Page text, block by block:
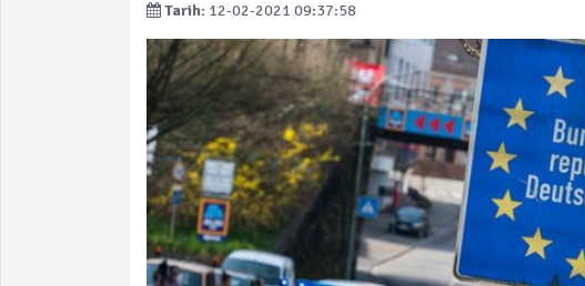
Tarih: 12-02-2021 09:37:58